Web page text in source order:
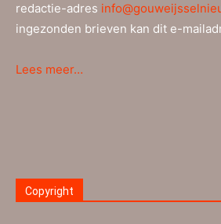
redactie-adres
ingezonden brieven kan dit e-
Lees meer…
Copyright